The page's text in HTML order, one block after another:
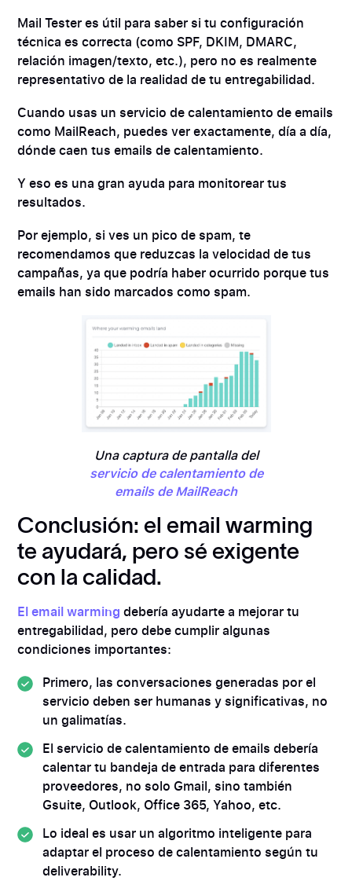
Mail Tester es útil para saber si tu configuración
técnica es correcta (como SPF, DKIM, DMARC,
relación imagen/texto, etc.), pero no es realmente
representativo de la realidad de tu entregabilidad.
Cuando usas un servicio de calentamiento de emails
como MailReach, puedes ver exactamente, día a día,
dónde caen tus emails de calentamiento.
Y eso es una gran ayuda para monitorear tus
resultados.
Por ejemplo, si ves un pico de spam, te
recomendamos que reduzcas la velocidad de tus
campañas, ya que podría haber ocurrido porque tus
emails han sido marcados como spam.
Una captura de pantalla del
servicio de calentamiento de
emails de MailReach
Conclusión: el email warming
te ayudará, pero sé exigente
con la calidad.
El email warming debería ayudarte a mejorar tu
entregabilidad, pero debe cumplir algunas
condiciones importantes:
Primero, las conversaciones generadas por el
servicio deben ser humanas y significativas, no
un galimatías.
El servicio de calentamiento de emails debería
calentar tu bandeja de entrada para diferentes
proveedores, no solo Gmail, sino también
Gsuite, Outlook, Office 365, Yahoo, etc.
Lo ideal es usar un algoritmo inteligente para
adaptar el proceso de calentamiento según tu
deliverability.